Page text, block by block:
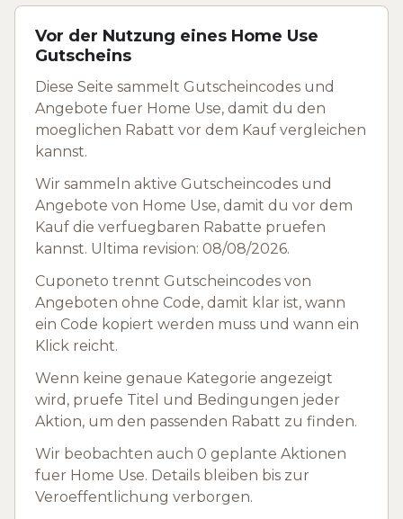
Vor der Nutzung eines Home Use
Gutscheins
Diese Seite sammelt Gutscheincodes und
Angebote fuer Home Use, damit du den
moeglichen Rabatt vor dem Kauf vergleichen
kannst.
Wir sammeln aktive Gutscheincodes und
Angebote von Home Use, damit du vor dem
Kauf die verfuegbaren Rabatte pruefen
kannst. Ultima revision: 08/08/2026.
Cuponeto trennt Gutscheincodes von
Angeboten ohne Code, damit klar ist, wann
ein Code kopiert werden muss und wann ein
Klick reicht.
Wenn keine genaue Kategorie angezeigt
wird, pruefe Titel und Bedingungen jeder
Aktion, um den passenden Rabatt zu finden.
Wir beobachten auch 0 geplante Aktionen
fuer Home Use. Details bleiben bis zur
Veroeffentlichung verborgen.